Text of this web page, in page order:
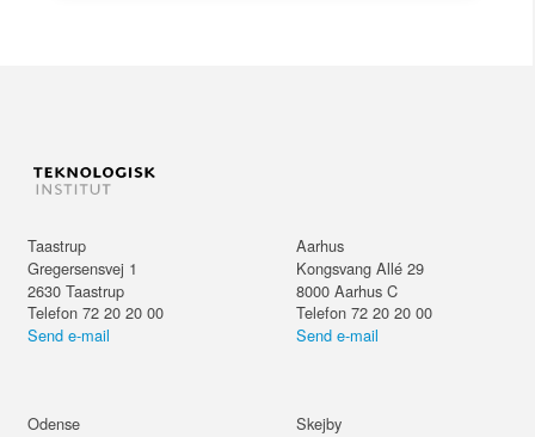
Taastrup
Gregersensvej 1
2630 Taastrup
Telefon 72 20 20 00
Send e-mail
Aarhus
Kongsvang Allé 29
8000 Aarhus C
Telefon 72 20 20 00
Send e-mail
Odense
Skejby